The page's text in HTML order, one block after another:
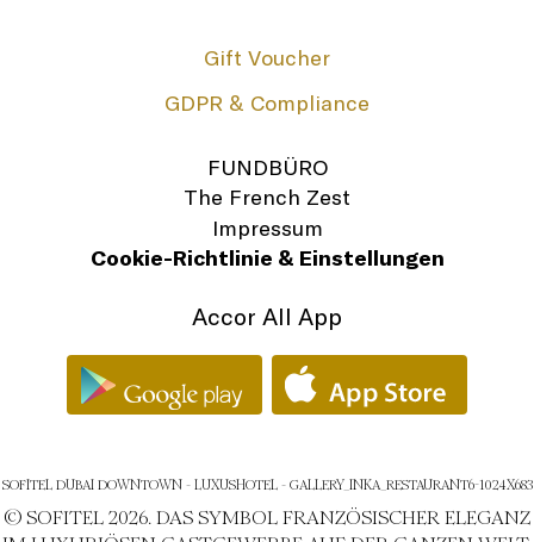
Gift Voucher
GDPR & Compliance
FUNDBÜRO
The French Zest
Impressum
Cookie-Richtlinie & Einstellungen
Accor All App
SOFITEL DUBAI DOWNTOWN - LUXUSHOTEL - GALLERY_INKA_RESTAURANT6-1024X683
© SOFITEL 2026. DAS SYMBOL FRANZÖSISCHER ELEGANZ